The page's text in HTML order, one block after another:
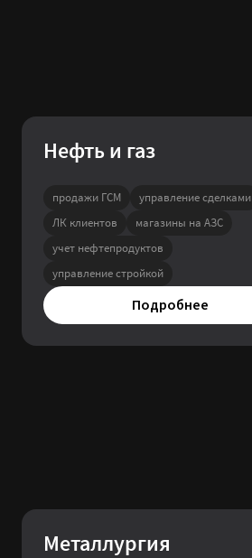
Нефть и газ
продажи ГСМ
управление сделками
ЛК клиентов
магазины на АЗС
учет нефтепродуктов
управление стройкой
Подробнее
Металлургия